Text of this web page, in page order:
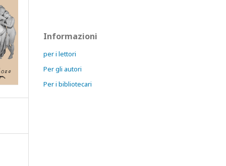
Informazioni
per i lettori
Per gli autori
Per i bibliotecari